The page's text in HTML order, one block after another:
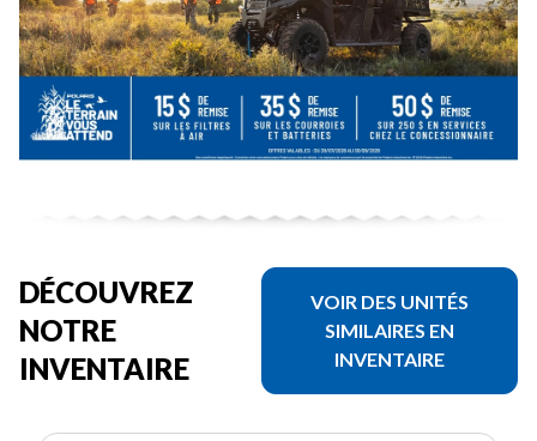
DÉCOUVREZ
NOTRE
INVENTAIRE
VOIR DES UNITÉS
SIMILAIRES EN
INVENTAIRE